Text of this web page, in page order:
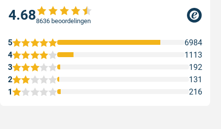
4.688636 beoordelingen
1 216
2 131
3 192
4 1113
5 6984